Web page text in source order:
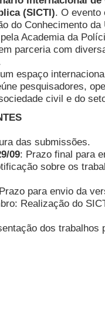
(SICTI). O evento
do Conhecimento
Academia da
parceria com
espaço
pesquisadores,
civil e do
das submissões.
09: Prazo final para
sobre os
para envio da
Realização do
dos